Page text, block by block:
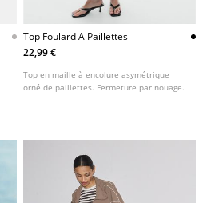
Top Foulard A Paillettes
22,99 €
Top en maille à encolure asymétrique
orné de paillettes. Fermeture par nouage.